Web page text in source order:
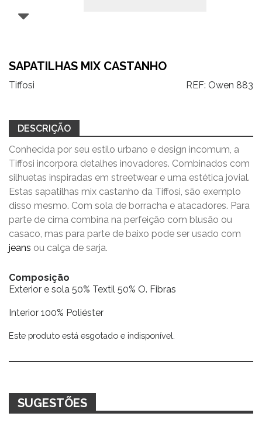
SAPATILHAS MIX CASTANHO
Tiffosi REF: Owen 883
DESCRIÇÃO
Conhecida por seu estilo urbano e design incomum, a
Tiffosi incorpora detalhes inovadores. Combinados com
silhuetas inspiradas em streetwear e uma estética jovial.
Estas sapatilhas mix castanho da Tiffosi, são exemplo
disso mesmo. Com sola de borracha e atacadores. Para
parte de cima combina na perfeição com blusão ou
casaco, mas para parte de baixo pode ser usado com
jeans ou calça de sarja.
Composição
Exterior e sola 50% Textil 50% O. Fibras
Interior 100% Poliéster
Este produto está esgotado e indisponível.
Alternative:
SUGESTÕES